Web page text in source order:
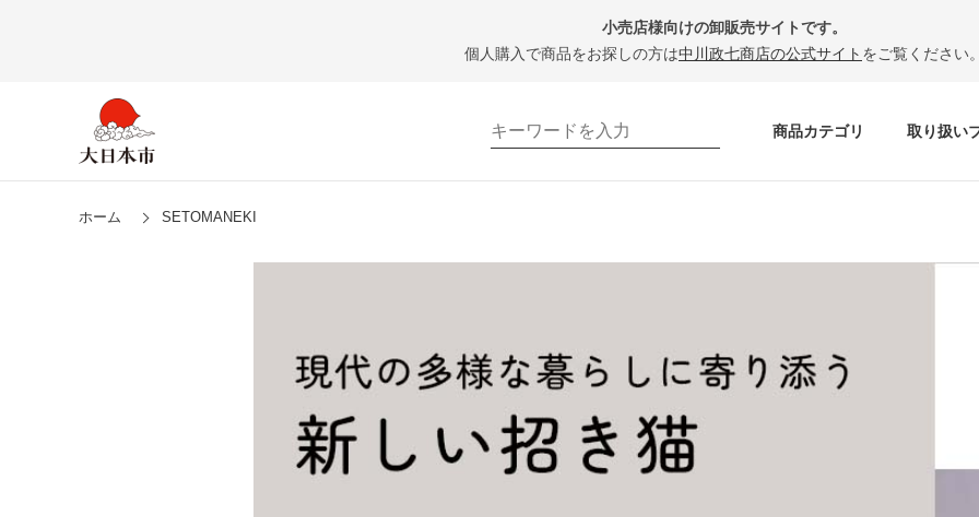
小売店様向けの卸販売サイトです。
個人購入で商品をお探しの方は中川政七商店の公式サイト をご覧ください。
商品カテゴリ 取り扱い
ホーム SETOMANEKI